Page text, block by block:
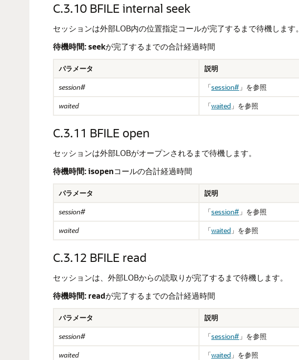
C.3.10 BFILE internal seek
セッションは外部LOB内の位置指定コールが完了するまで待機します。
待機時間:seekが完了するまでの合計経過時間
パラメータ
説明
session#
「session# 」 を参照
waited
「waited 」 を参照
C.3.11 BFILE open
セッションは外部LOBがオープンされるまで待機します。
待機時間:isopenコールの合計経過時間
パラメータ
説明
session#
「session# 」 を参照
waited
「waited 」 を参照
C.3.12 BFILE read
セッションは、外部LOBからの読取りが完了するまで待機します。
待機時間: readが完了するまでの合計経過時間
パラメータ
説明
session#
「session# 」 を参照
waited
「waited 」 を参照